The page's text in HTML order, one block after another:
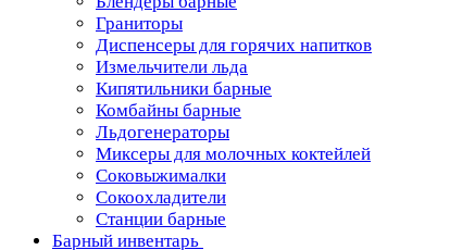
Граниторы
Диспенсеры для горячих напитков
Измельчители льда
Кипятильники барные
Комбайны барные
Льдогенераторы
Миксеры для молочных коктейлей
Соковыжималки
Сокоохладители
Станции барные
Барный инвентарь